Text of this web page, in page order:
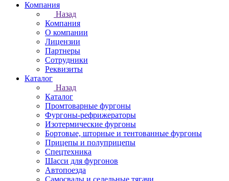
Компания
Назад
Компания
О компании
Лицензии
Партнеры
Сотрудники
Реквизиты
Каталог
Назад
Каталог
Промтоварные фургоны
Фургоны-рефрижераторы
Изотермические фургоны
Бортовые, шторные и тентованные фургоны
Прицепы и полуприцепы
Спецтехника
Шасси для фургонов
Автопоезда
Самосвалы и седельные тягачи